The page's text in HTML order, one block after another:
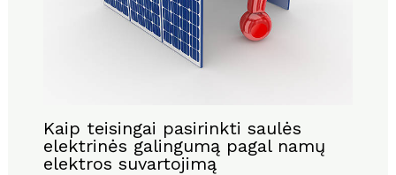
Kaip teisingai pasirinkti saulės
elektrinės galingumą pagal namų
elektros suvartojimą